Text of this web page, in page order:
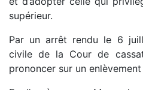
supérieur.
Par un arrêt rendu le 6
civile de la Cour de
prononcer sur un